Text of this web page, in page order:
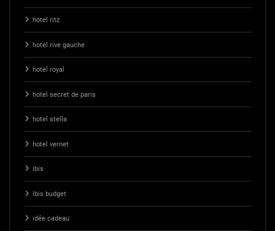
hotel ritz
hotel rive gauche
hotel royal
hotel secret de paris
hotel stella
hotel vernet
ibis
ibis budget
idée cadeau